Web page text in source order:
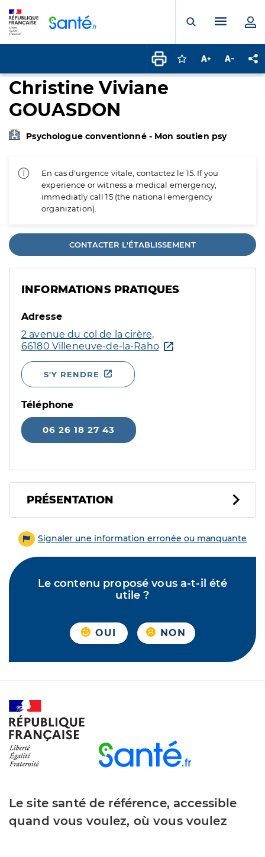
Ouvrir laMenu
Connectez-vous
Augmenter la
Christine Viviane
GOUASDON
Psychologue conventionné - Mon soutien psy
En cas d'urgence vitale, contactez le 15. If you
experience or witness a medical emergency,
immediatly call 15 (the national emergency
organization).
CONTACTER L'ÉTABLISSEMENT
INFORMATIONS PRATIQUES
Adresse
2 avenue du col de la cirère,
66180 Villeneuve-de-la-Raho
S'Y RENDRE
Téléphone
06 26 18 27 43
PRÉSENTATION
Signaler une information erronée ou manquante
Le contenu proposé vous a-t-il été
utile ?
OUI NON
Le site santé de référence, accessible
quand vous voulez, où vous voulez